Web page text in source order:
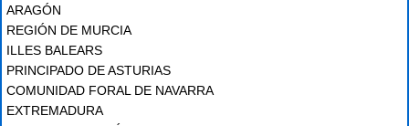
ARAGÓN
REGIÓN DE MURCIA
ILLES BALEARS
PRINCIPADO DE ASTURIAS
COMUNIDAD FORAL DE NAVARRA
EXTREMADURA